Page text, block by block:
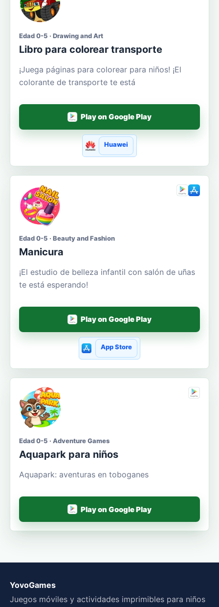
Edad 0-5 · Drawing and Art
Libro para colorear transporte
¡Juega páginas para colorear para niños! ¡El
colorante de transporte te está
Play on Google Play
Huawei
Edad 0-5 · Beauty and Fashion
Manicura
¡El estudio de belleza infantil con salón de uñas
te está esperando!
Play on Google Play
App Store
Edad 0-5 · Adventure Games
Aquapark para niños
Aquapark: aventuras en toboganes
Play on Google Play
YovoGames
Juegos móviles y actividades imprimibles para niños